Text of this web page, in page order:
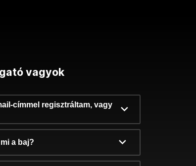
vagyok
címmel regisztráltam, vagy
a baj?